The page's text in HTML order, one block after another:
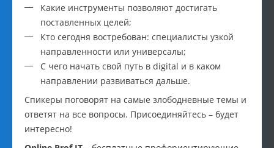
Какие инструменты позволяют достигать
поставленных целей;
Кто сегодня востребован: специалисты узкой
направленности или универсалы;
С чего начать свой путь в digital и в каком
направлении развиваться дальше.
Спикеры поговорят на самые злободневные темы и
ответят на все вопросы. Присоединяйтесь – будет
интересно!